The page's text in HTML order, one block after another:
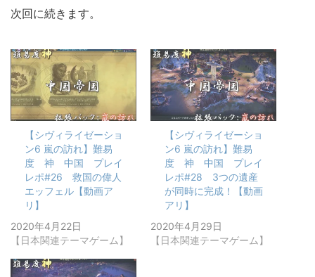
次回に続きます。
【シヴィライゼーショ
ン6 嵐の訪れ】難易
度 神 中国 プレイ
レポ#26 救国の偉人
エッフェル【動画ア
リ】
2020年4月22日
【日本関連テーマゲーム】
【シヴィライゼーショ
ン6 嵐の訪れ】難易
度 神 中国 プレイ
レポ#28 3つの遺産
が同時に完成！【動画
アリ】
2020年4月29日
【日本関連テーマゲーム】